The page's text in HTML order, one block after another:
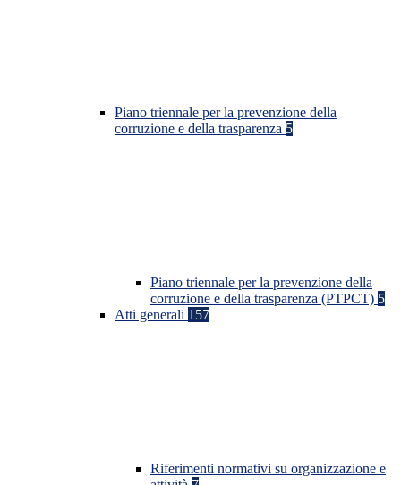
Piano triennale per la prevenzione della
corruzione e della trasparenza 5
Piano triennale per la prevenzione della
corruzione e della trasparenza (PTPCT) 5
Atti generali 157
Riferimenti normativi su organizzazione e